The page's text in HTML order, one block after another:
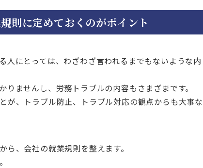
則に定めておくのがポイント
人にとっては、わざわざ言われるまでもないような内
ませんし、労務トラブルの内容もさまざまです。
が、トラブル防止、トラブル対応の観点からも大事な
、会社の就業規則を整えます。